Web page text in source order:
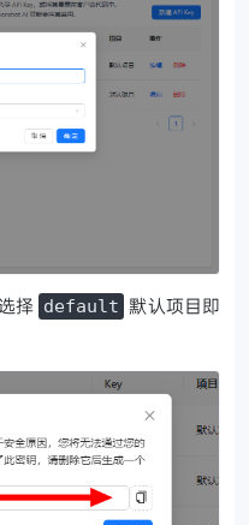
择 default 默认项目即